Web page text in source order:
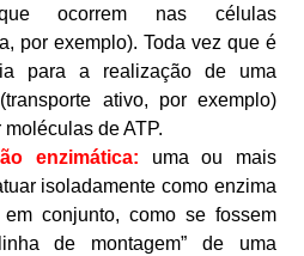
que ocorrem nas células
por exemplo). Toda vez que é
para a realização de uma
ativo, por exemplo)
de ATP.
enzimática: uma ou mais
isoladamente como enzima
conjunto, como se fossem
de montagem” de uma